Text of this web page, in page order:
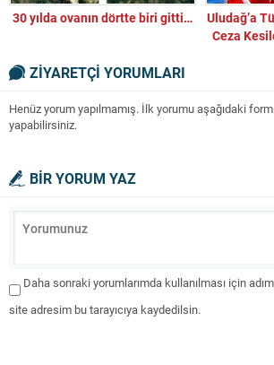
30 yılda ovanın dörtte biri gitti…
Uludağ’a
Ceza
ZİYARETÇİ YORUMLARI
Henüz yorum yapılmamış. İlk yorumu aşağıdaki form
yapabilirsiniz.
BİR YORUM YAZ
Daha sonraki yorumlarımda kullanılması için
site adresim bu tarayıcıya kaydedilsin.